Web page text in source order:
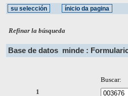
Refinar la búsqueda
Base de datos minde :
Buscar:
1